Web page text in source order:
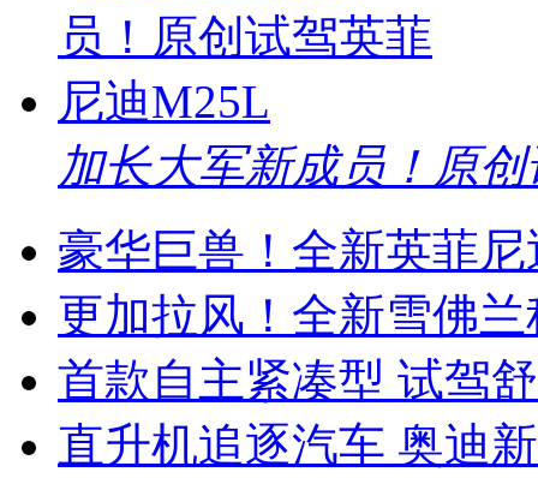
加长大军新成员！原
豪华巨兽！全新英菲
更加拉风！全新雪佛
首款自主紧凑型 试驾
直升机追逐汽车 奥迪